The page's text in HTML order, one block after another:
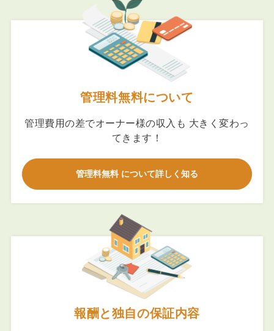
管理料無料について
管理費用の差でオーナー様の収入も 大きく変わっ
てきます！
管理料無料 について詳しく知る
報酬と独自の保証内容